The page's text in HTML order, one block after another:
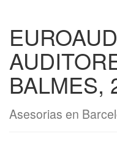
BALMES,
Asesorias en